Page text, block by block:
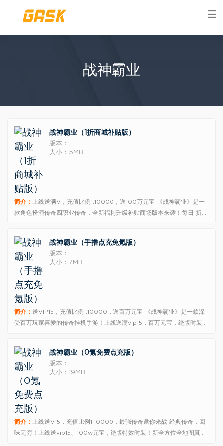
战神霸业
战神霸业（1折商城补贴版）
版本：
大小：5MB
简介：
上线送满V，充值比例1:10000，送100万元宝 《战神霸业》是一
款角色扮演传奇四职业传奇，全新福利升级补贴商场版本来袭！每日1折商
真充，能
战神霸业（手撸点充免氪版）
版本：
大小：7MB
简介： 送VIP15，充值比例1:10000，送百万元宝 《战神霸业》是一款深
受百万玩家喜爱的传奇挂机手游！上线送满vip15，百万元宝，绝版时装
成超百亿G
战神霸业（0氪免费点充版）
版本：
大小：19MB
简介：
上线送V15，充值比例1:10000，最强传奇邀你来战 经典传奇，回
味无穷！上线送vip15、100w元宝，绝版特效时装！新全方位全地图真打